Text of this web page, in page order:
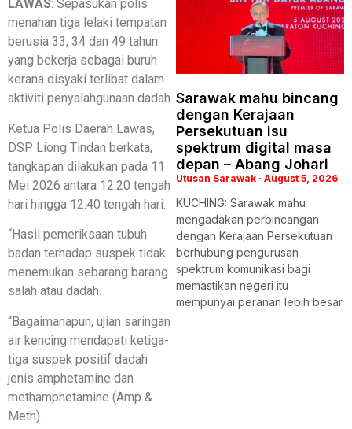
LAWAS: Sepasukan polis
menahan tiga lelaki tempatan
berusia 33, 34 dan 49 tahun
yang bekerja sebagai buruh
kerana disyaki terlibat dalam
aktiviti penyalahgunaan dadah.
Ketua Polis Daerah Lawas,
DSP Liong Tindan berkata,
tangkapan dilakukan pada 11
Mei 2026 antara 12.20 tengah
hari hingga 12.40 tengah hari.
“Hasil pemeriksaan tubuh
badan terhadap suspek tidak
menemukan sebarang barang
salah atau dadah.
“Bagaimanapun, ujian saringan
air kencing mendapati ketiga-
tiga suspek positif dadah
jenis amphetamine dan
methamphetamine (Amp &
Meth).
Sarawak mahu bincang
dengan Kerajaan
Persekutuan isu
spektrum digital masa
depan – Abang Johari
Utusan Sarawak August 5, 2026
KUCHING: Sarawak mahu
mengadakan perbincangan
dengan Kerajaan Persekutuan
berhubung pengurusan
spektrum komunikasi bagi
memastikan negeri itu
mempunyai peranan lebih besar